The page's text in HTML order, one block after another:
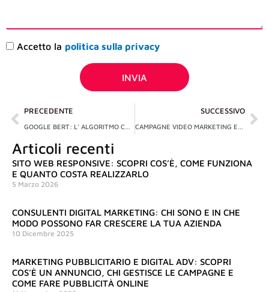
Accettazione
Accetto la politica sulla privacy
INVIA
Precedente
PRECEDENTE SUCCESSIVO
Articoli recenti
SITO WEB RESPONSIVE: SCOPRI COS’È, COME FUNZIONA
E QUANTO COSTA REALIZZARLO
5 Marzo 2026
CONSULENTI DIGITAL MARKETING: CHI SONO E IN CHE
MODO POSSONO FAR CRESCERE LA TUA AZIENDA
10 Dicembre 2025
MARKETING PUBBLICITARIO E DIGITAL ADV: SCOPRI
COS’È UN ANNUNCIO, CHI GESTISCE LE CAMPAGNE E
COME FARE PUBBLICITÀ ONLINE